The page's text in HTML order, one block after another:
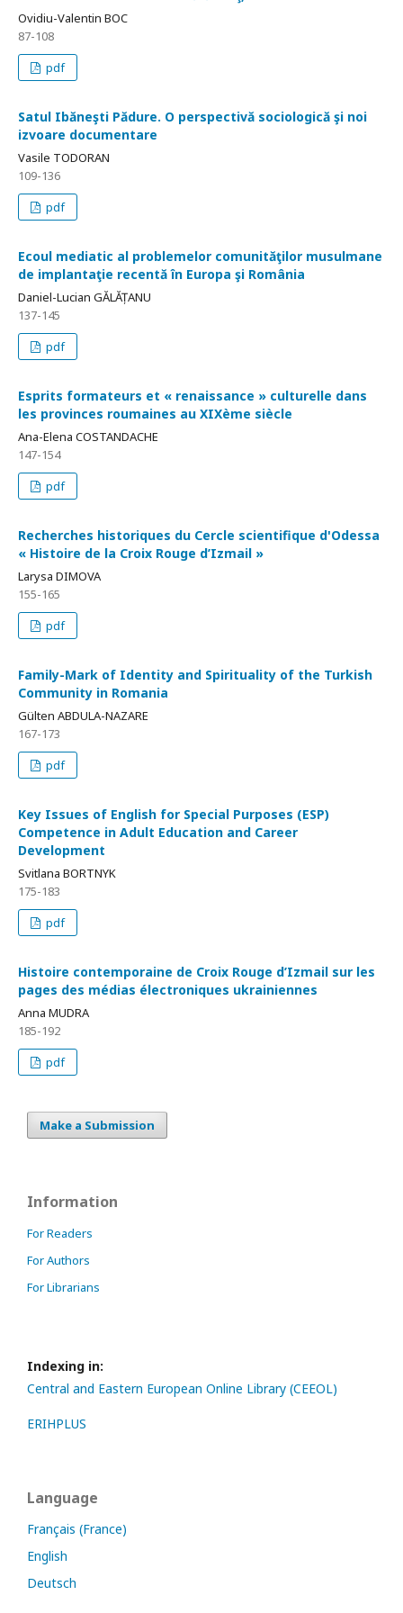
Ovidiu-Valentin BOC
87-108
pdf
Satul Ibăneşti Pădure. O perspectivă sociologică şi noi
izvoare documentare
Vasile TODORAN
109-136
pdf
Ecoul mediatic al problemelor comunităţilor musulmane
de implantaţie recentă în Europa şi România
Daniel-Lucian GĂLĂȚANU
137-145
pdf
Esprits formateurs et « renaissance » culturelle dans
les provinces roumaines au XIXème siècle
Ana-Elena COSTANDACHE
147-154
pdf
Recherches historiques du Cercle scientifique d'Odessa
« Histoire de la Croix Rouge d’Izmail »
Larуsa DIMOVA
155-165
pdf
Family-Mark of Identity and Spirituality of the Turkish
Community in Romania
Gülten ABDULA-NAZARE
167-173
pdf
Key Issues of English for Special Purposes (ESP)
Competence in Adult Education and Career
Development
Svitlana BORTNYK
175-183
pdf
Histoire contemporaine de Croix Rouge d’Izmail sur les
pages des médias électroniques ukrainiennes
Anna MUDRA
185-192
pdf
Make a Submission
Information
For Readers
For Authors
For Librarians
Indexing in:
Central and Eastern European Online Library (CEEOL)
ERIHPLUS
Language
Français (France)
English
Deutsch